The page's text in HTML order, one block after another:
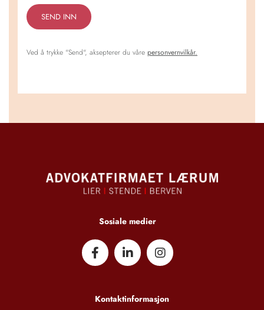
Ved å trykke "Send", aksepterer du våre personvernvilkår.
Sosiale medier
Kontaktinformasjon